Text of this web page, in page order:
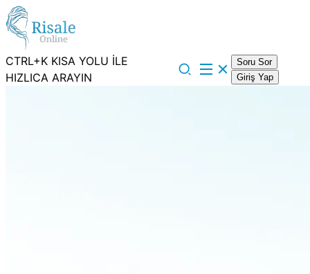
CTRL+K KISA YOLU İLE
HIZLICA ARAYIN
Soru Sor
Giriş Yap